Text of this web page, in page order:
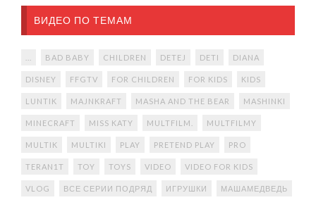
ВИДЕО ПО ТЕМАМ
BAD BABY CHILDREN DETEJ DETI DIANA
DISNEY FFGTV FOR CHILDREN FOR KIDS KIDS
LUNTIK MAJNKRAFT MASHA AND THE BEAR MASHINKI
MINECRAFT MISS KATY MULTFILM. MULTFILMY
MULTIK MULTIKI PLAY PRETEND PLAY PRO
TERAN1T TOY TOYS VIDEO VIDEO FOR KIDS
VLOG ВСЕ СЕРИИ ПОДРЯД ИГРУШКИ МАШАМЕДВЕДЬ